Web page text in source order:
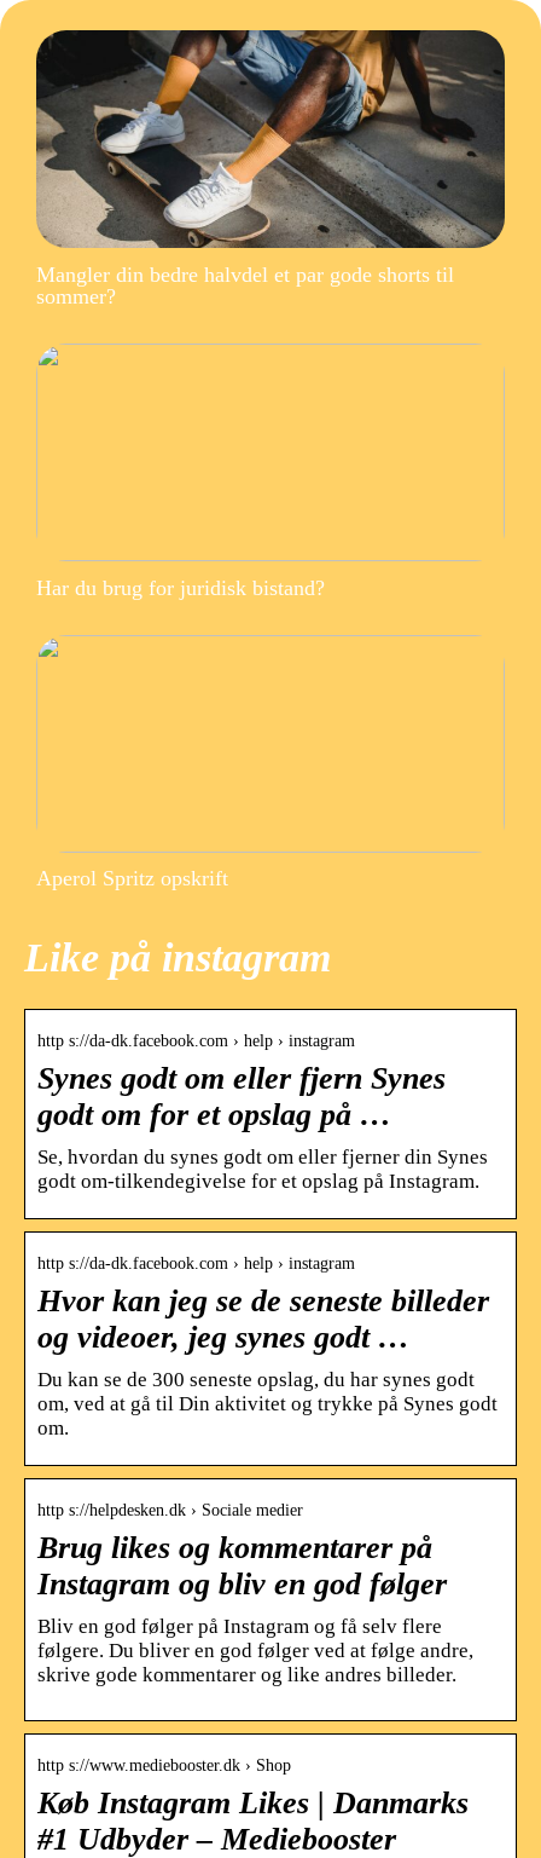
Mangler din bedre halvdel et par gode shorts til
sommer?
Har du brug for juridisk bistand?
Aperol Spritz opskrift
Like på instagram
http s://da-dk.facebook.com › help › instagram
Synes godt om eller fjern Synes
godt om for et opslag på …
Se, hvordan du synes godt om eller fjerner din Synes
godt om-tilkendegivelse for et opslag på Instagram.
http s://da-dk.facebook.com › help › instagram
Hvor kan jeg se de seneste billeder
og videoer, jeg synes godt …
Du kan se de 300 seneste opslag, du har synes godt
om, ved at gå til Din aktivitet og trykke på Synes godt
om.
http s://helpdesken.dk › Sociale medier
Brug likes og kommentarer på
Instagram og bliv en god følger
Bliv en god følger på Instagram og få selv flere
følgere. Du bliver en god følger ved at følge andre,
skrive gode kommentarer og like andres billeder.
http s://www.mediebooster.dk › Shop
Køb Instagram Likes | Danmarks
#1 Udbyder – Mediebooster